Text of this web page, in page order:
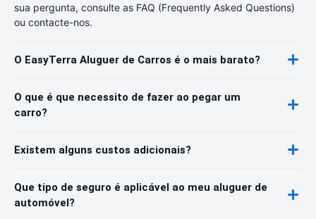
sua pergunta, consulte as FAQ (Frequently Asked Questions)
ou contacte-nos.
O EasyTerra Aluguer de Carros é o mais barato?
O que é que necessito de fazer ao pegar um
carro?
Existem alguns custos adicionais?
Que tipo de seguro é aplicável ao meu aluguer de
automóvel?